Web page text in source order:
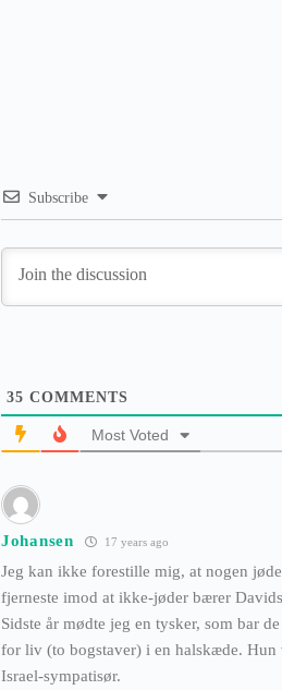
Subscribe
35 COMMENTS
Most Voted
Johansen 17 years ago
Jeg kan ikke forestille mig, at nogen
fjerneste imod at ikke-jøder bærer
Sidste år mødte jeg en tysker, som bar
for liv (to bogstaver) i en halskæde. Hun
Israel-sympatisør.